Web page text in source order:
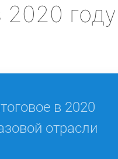
году
в 2020
отрасли